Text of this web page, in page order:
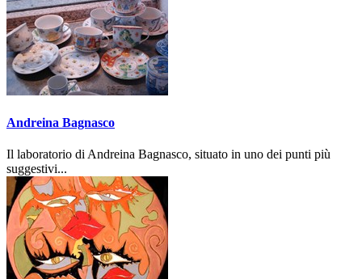
Andreina Bagnasco
Il laboratorio di Andreina Bagnasco, situato in uno dei punti più
suggestivi...